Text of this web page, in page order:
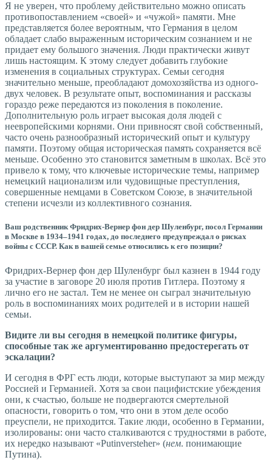
Я не уверен, что проблему действительно можно описать
противопоставлением «своей» и «чужой» памяти. Мне
представляется более вероятным, что Германия в целом
обладает слабо выраженным историческим сознанием и не
придает ему большого значения. Люди практически живут
лишь настоящим. К этому следует добавить глубокие
изменения в социальных структурах. Семьи сегодня
значительно меньше, преобладают домохозяйства из одного-
двух человек. В результате опыт, воспоминания и рассказы
гораздо реже передаются из поколения в поколение.
Дополнительную роль играет высокая доля людей с
неевропейскими корнями. Они привносят свой собственный,
часто очень разнообразный исторический опыт и культуру
памяти. Поэтому общая историческая память сохраняется всё
меньше. Особенно это становится заметным в школах. Всё это
привело к тому, что ключевые исторические темы, например
немецкий национализм или чудовищные преступления,
совершенные немцами в Советском Союзе, в значительной
степени исчезли из коллективного сознания.
Ваш родственник Фридрих-Вернер фон дер Шуленбург, посол Германии
в Москве в 1934–1941 годах, до последнего предупреждал о рисках
войны с СССР. Как в вашей семье относились к его позиции?
Фридрих-Вернер фон дер Шуленбург был казнен в 1944 году
за участие в заговоре 20 июля против Гитлера. Поэтому я
лично его не застал. Тем не менее он сыграл значительную
роль в воспоминаниях моих родителей и в истории нашей
семьи.
Видите ли вы сегодня в немецкой политике фигуры,
способные так же аргументированно предостерегать от
эскалации?
И сегодня в ФРГ есть люди, которые выступают за мир между
Россией и Германией. Хотя за свои пацифистские убеждения
они, к счастью, больше не подвергаются смертельной
опасности, говорить о том, что они в этом деле особо
преуспели, не приходится. Такие люди, особенно в Германии,
изолированы: они часто сталкиваются с трудностями в работе,
их нередко называют «Putinversteher» (нем. понимающие
Путина).